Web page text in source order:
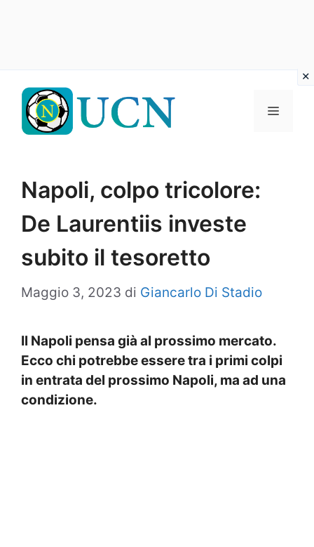
contenuto
Menu
Napoli, colpo tricolore:
De Laurentiis investe
subito il tesoretto
Maggio 3, 2023 di Giancarlo Di Stadio
Il Napoli pensa già al prossimo mercato.
Ecco chi potrebbe essere tra i primi colpi
in entrata del prossimo Napoli, ma ad una
condizione.